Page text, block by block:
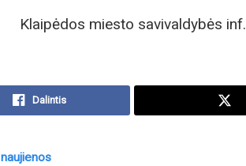
Klaipėdos miesto savivaldybės inf.
Dalintis
naujienos